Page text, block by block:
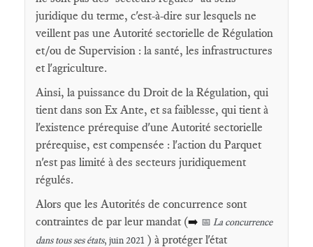
juridique du terme, c'est-à-dire sur lesquels ne
veillent pas une Autorité sectorielle de Régulation
et/ou de Supervision : la santé, les infrastructures
et l'agriculture.
Ainsi, la puissance du Droit de la Régulation, qui
tient dans son Ex Ante, et sa faiblesse, qui tient à
l'existence prérequise d'une Autorité sectorielle
prérequise, est compensée : l'action du Parquet
n'est pas limité à des secteurs juridiquement
régulés.
Alors que les Autorités de concurrence sont
contraintes de par leur mandat (➡️ 📅 La concurrence
dans tous ses états, juin 2021 ) à protéger l'état